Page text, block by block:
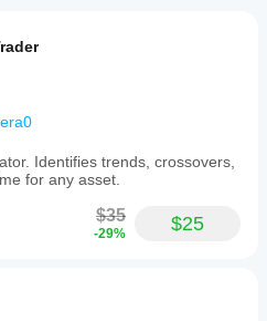
Identifies trends, crossovers,
for any asset.
$35
-29% $25